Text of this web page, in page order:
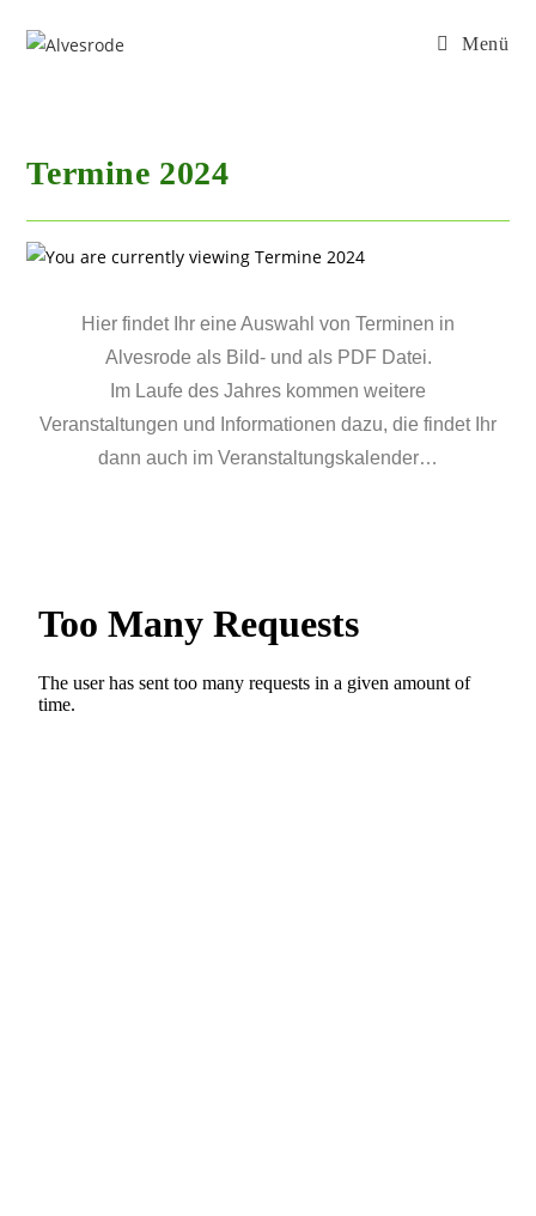
Menü
Termine 2024
Hier findet Ihr eine Auswahl von Terminen in
Alvesrode als Bild- und als PDF Datei.
Im Laufe des Jahres kommen weitere
Veranstaltungen und Informationen dazu, die findet Ihr
dann auch im Veranstaltungskalender…